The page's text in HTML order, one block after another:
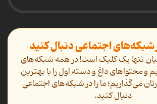
شبکه‌های اجتماعی دنبال کنید
تنها یک کلیک است! در همه شبکه‌های
و محتواهای داغ و دسته اول را با بهترین
می‌گذاریم؛ ما را در شبکه‌های اجتماعی
دنیال کنید.